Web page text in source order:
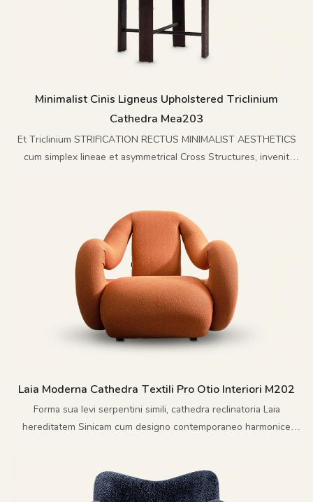
Minimalist Cinis Ligneus Upholstered Triclinium
Cathedra Mea203
Et Triclinium STRIFICATION RECTUS MINIMALIST AESTHETICS
cum simplex lineae et asymmetrical Cross Structures, invenit
Laia Moderna Cathedra Textili Pro Otio Interiori M202
Forma sua levi serpentini simili, cathedra reclinatoria Laia
hereditatem Sinicam cum designo contemporaneo harmonice